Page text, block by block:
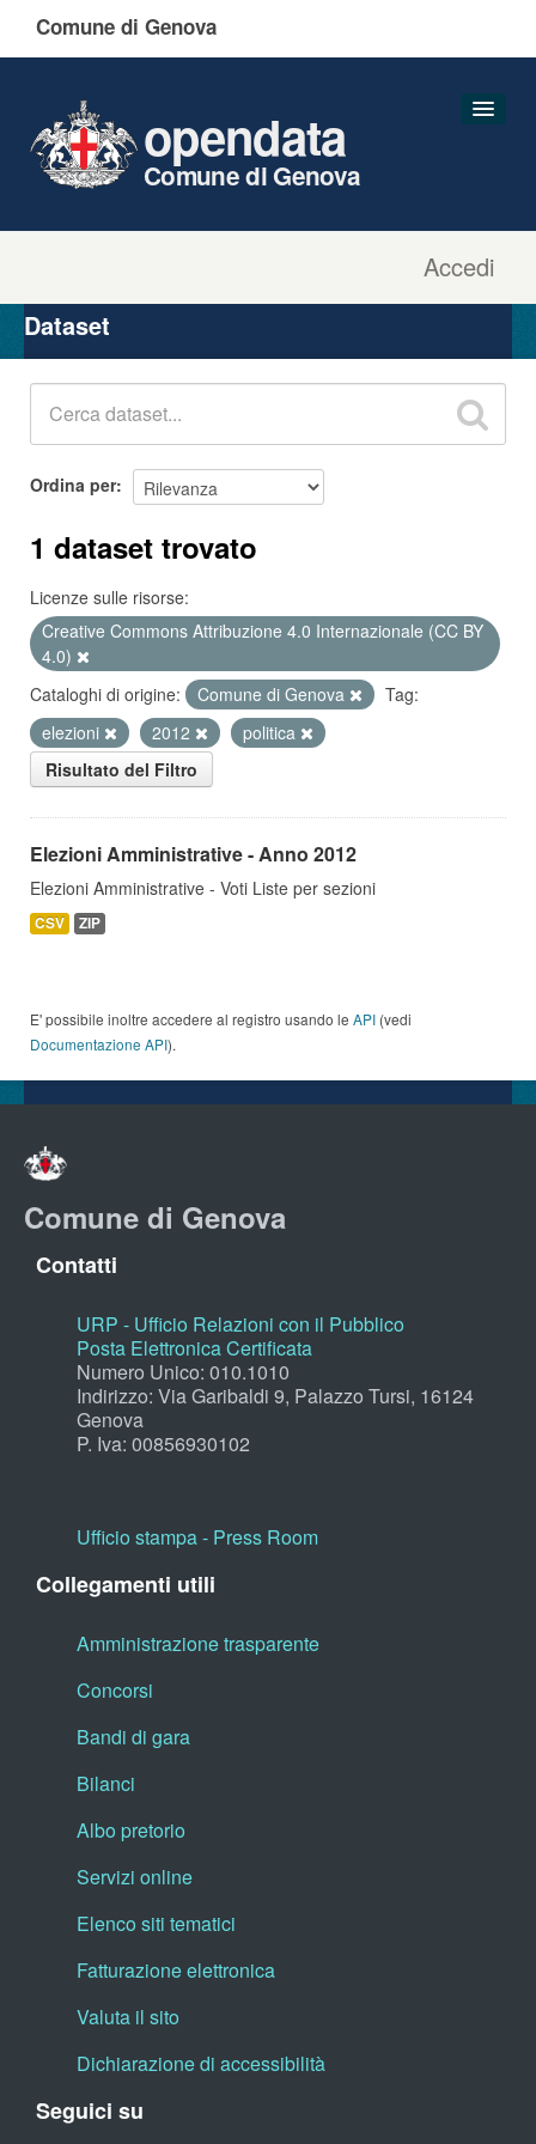
Comune di Genova
Accedi
opendata
Comune di Genova
Organizzazioni
Gruppi
Dataset
Ordina per
1 dataset trovato
Licenze sulle risorse:
Creative Commons Attribuzione 4.0 Internazionale (CC BY
4.0)
Cataloghi di origine:
Comune di Genova
Tag:
elezioni
2012
politica
Risultato del Filtro
Elezioni Amministrative - Anno 2012
Elezioni Amministrative - Voti Liste per sezioni
CSV ZIP
E' possibile inoltre accedere al registro usando le API (vedi
Documentazione API).
Comune di Genova
Contatti
URP - Ufficio Relazioni con il Pubblico
Posta Elettronica Certificata
Numero Unico: 010.1010
Indirizzo: Via Garibaldi 9, Palazzo Tursi, 16124
Genova
P. Iva: 00856930102
Ufficio stampa - Press Room
Collegamenti utili
Amministrazione trasparente
Concorsi
Bandi di gara
Bilanci
Albo pretorio
Servizi online
Elenco siti tematici
Fatturazione elettronica
Valuta il sito
Dichiarazione di accessibilità
Seguici su